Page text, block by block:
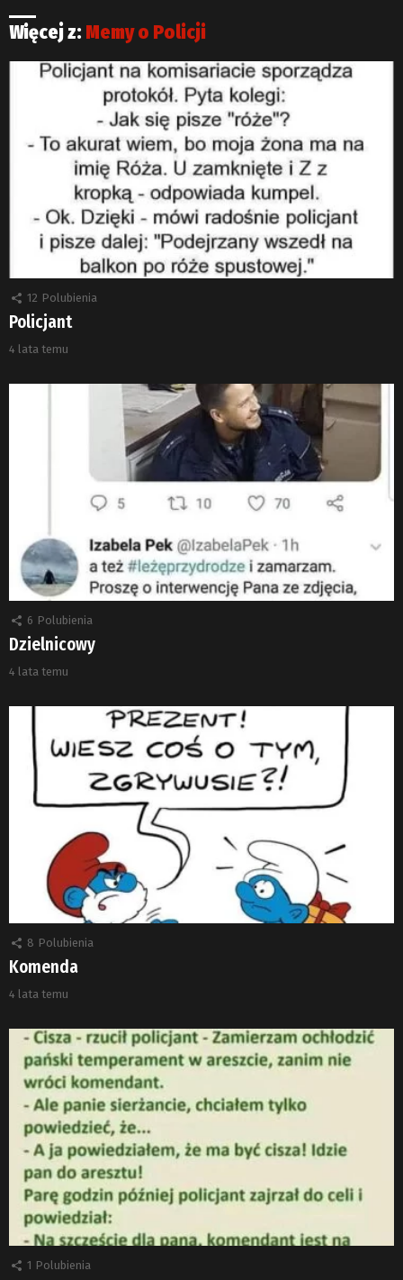
Więcej z: Memy o Policji
12 Polubienia
Policjant
4 lata temu
6 Polubienia
Dzielnicowy
4 lata temu
8 Polubienia
Komenda
4 lata temu
1 Polubienia